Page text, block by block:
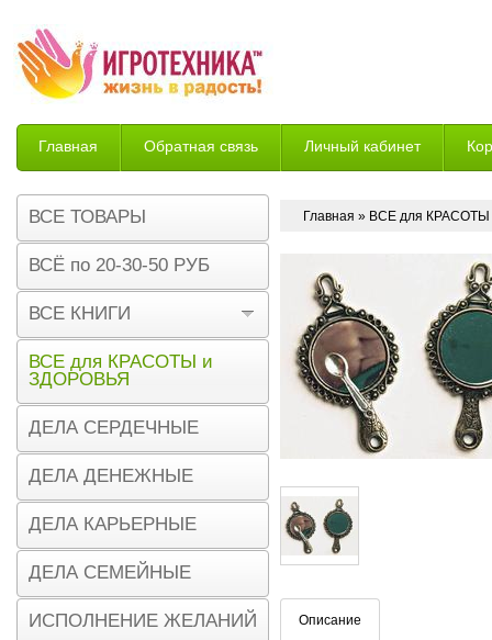
Главная Обратная связь Личный кабинет
Возврат
Главная » ВСЕ для
Описание
ВСЕ ТОВАРЫ
ВСЁ по 20-30-50 РУБ
ВСЕ КНИГИ
ВСЕ для КРАСОТЫ и
ЗДОРОВЬЯ
ДЕЛА СЕРДЕЧНЫЕ
ДЕЛА ДЕНЕЖНЫЕ
ДЕЛА КАРЬЕРНЫЕ
ДЕЛА СЕМЕЙНЫЕ
ИСПОЛНЕНИЕ ЖЕЛАНИЙ